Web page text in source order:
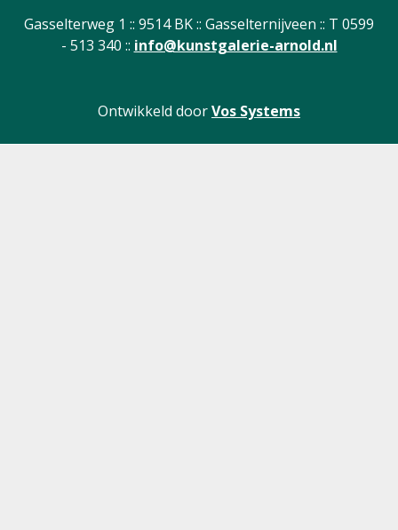
Gasselterweg 1 :: 9514 BK :: Gasselternijveen :: T 0599
- 513 340 :: info@kunstgalerie-arnold.nl
Ontwikkeld doorVos Systems